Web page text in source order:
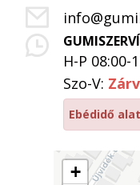
+
H-P 08:00-
Szo-V:
Ebédidő